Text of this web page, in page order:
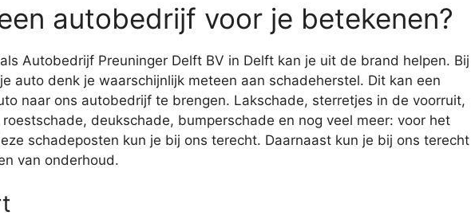
autobedrijf voor je betekenen?
Autobedrijf Preuninger Delft BV in Delft kan je uit de brand helpen. Bij
auto denk je waarschijnlijk meteen aan schadeherstel. Dit kan een
naar ons autobedrijf te brengen. Lakschade, sterretjes in de voorruit,
deukschade, bumperschade en nog veel meer: voor het
schadeposten kun je bij ons terecht. Daarnaast kun je bij ons terecht
van onderhoud.